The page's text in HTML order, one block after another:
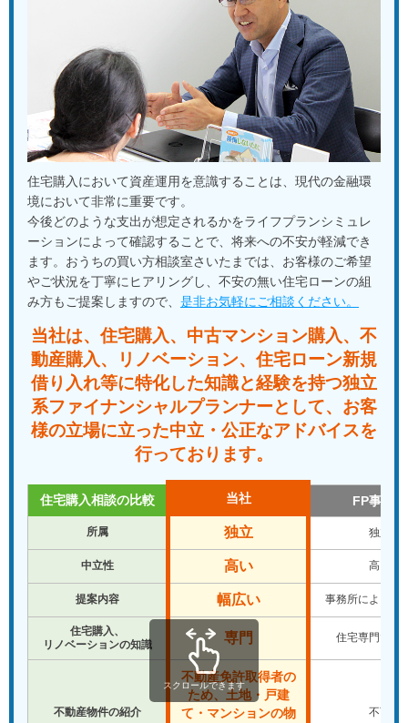
住宅購入において資産運用を意識することは、現代の金融環
境において非常に重要です。
今後どのような支出が想定されるかをライフプランシミュレ
ーションによって確認することで、将来への不安が軽減でき
ます。おうちの買い方相談室さいたまでは、お客様のご希望
やご状況を丁寧にヒアリングし、不安の無い住宅ローンの組
み方もご提案しますので、 是非お気軽にご相談ください。
当社は、住宅購入、中古マンション購入、不
動産購入、
リノベーション、住宅ローン新規
借り入れ等に特化した知識と経験を持つ独立
系ファイナンシャルプランナーとして、 お客
様の立場に立った中立・公正なアドバイスを
行っております。
住宅購入相談の比較 当社 FP事務所
所属 独立 独立
中立性 高い 高い
提案内容 幅広い 事務所により違
住宅購入、
リノベーションの知識
専門 住宅専門では
不動産物件の紹介
不動産免許取得者の
ため、土地・戸建
て・マンションの物
不可
スクロールできます